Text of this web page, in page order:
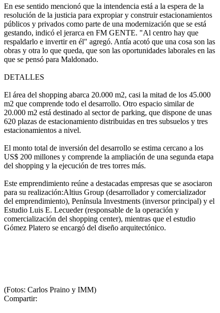
En ese sentido mencionó que la intendencia está a la espera de la
resolución de la justicia para expropiar y construir estacionamientos
públicos y privados como parte de una modernización que se está
gestando, indicó el jerarca en FM GENTE. "Al centro hay que
respaldarlo e invertir en él" agregó. Antía acotó que una cosa son las
obras y otra lo que queda, que son las oportunidades laborales en las
que se pensó para Maldonado.
DETALLES
El área del shopping abarca 20.000 m2, casi la mitad de los 45.000
m2 que comprende todo el desarrollo. Otro espacio similar de
20.000 m2 está destinado al sector de parking, que dispone de unas
620 plazas de estacionamiento distribuidas en tres subsuelos y tres
estacionamientos a nivel.
El monto total de inversión del desarrollo se estima cercano a los
US$ 200 millones y comprende la ampliación de una segunda etapa
del shopping y la ejecución de tres torres más.
Este emprendimiento reúne a destacadas empresas que se asociaron
para su realización:Altius Group (desarrollador y comercializador
del emprendimiento), Península Investments (inversor principal) y el
Estudio Luis E. Lecueder (responsable de la operación y
comercialización del shopping center), mientras que el estudio
Gómez Platero se encargó del diseño arquitectónico.
(Fotos: Carlos Praino y IMM)
Compartir: